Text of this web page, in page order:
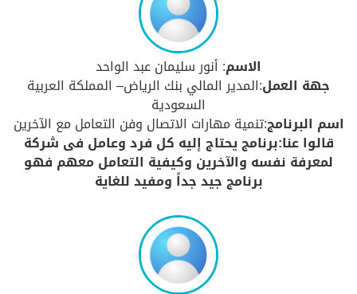
الاسم: أنور سليمان عبد الواحد
جهة العمل:المدير المالي بنك الرياض– المملكة العربية
السعودية
اسم البرنامج:تنمية مهارات الاتصال وفن التعامل مع الآخرين
قالوا عنا:برنامج يحتاج إليه كل فرد وعامل فى شركة
لمعرفة نفسه والآخرين وكيفية التعامل معهم فهو
برنامج جيد جداً ومفيد للغاية